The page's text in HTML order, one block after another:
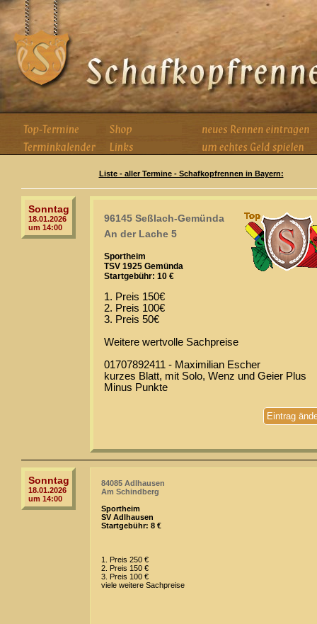
Liste - aller Termine - Schafkopfrennen in Bayern:
Sonntag
18.01.2026
um 14:00
96145 Seßlach-Gemünda
An der Lache 5
Sportheim
TSV 1925 Gemünda
Startgebühr: 10 €
1. Preis 150€
2. Preis 100€
3. Preis 50€
Weitere wertvolle Sachpreise
01707892411 - Maximilian Escher
kurzes Blatt, mit Solo, Wenz und Geier Plus
Minus Punkte
Eintrag
Sonntag
18.01.2026
um 14:00
84085 Adlhausen
Am Schindberg
Sportheim
SV Adlhausen
Startgebühr: 8 €
1. Preis 250 €
2. Preis 150 €
3. Preis 100 €
viele weitere Sachpreise